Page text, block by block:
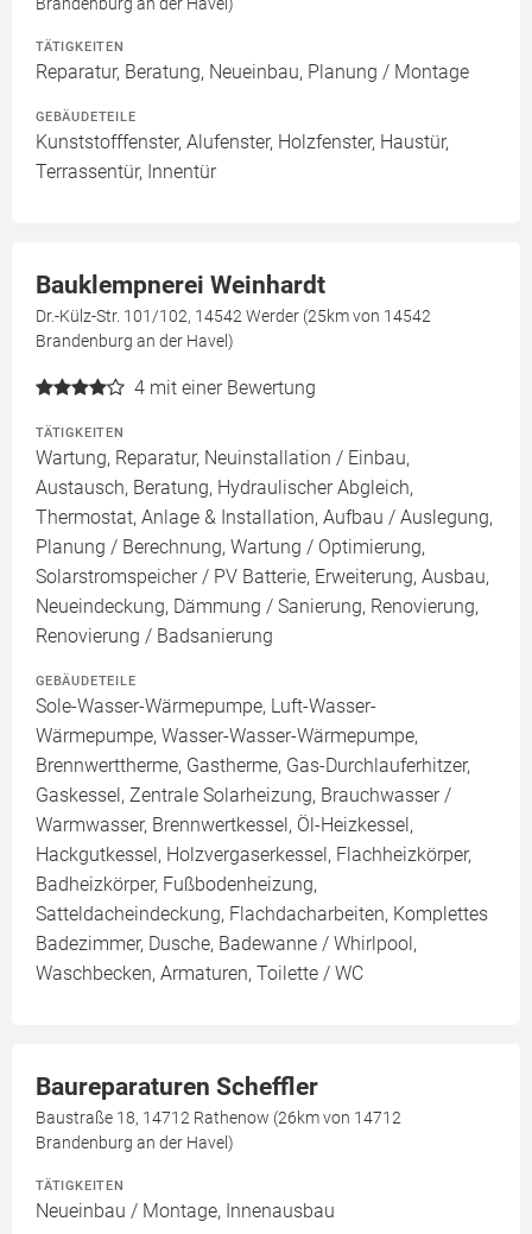
Brandenburg an der Havel)
TÄTIGKEITEN
Reparatur, Beratung, Neueinbau, Planung / Montage
GEBÄUDETEILE
Kunststofffenster, Alufenster, Holzfenster, Haustür,
Terrassentür, Innentür
Bauklempnerei Weinhardt
Dr.-Külz-Str. 101/102, 14542 Werder (25km von 14542
Brandenburg an der Havel)
4 mit einer Bewertung
TÄTIGKEITEN
Wartung, Reparatur, Neuinstallation / Einbau,
Austausch, Beratung, Hydraulischer Abgleich,
Thermostat, Anlage & Installation, Aufbau / Auslegung,
Planung / Berechnung, Wartung / Optimierung,
Solarstromspeicher / PV Batterie, Erweiterung, Ausbau,
Neueindeckung, Dämmung / Sanierung, Renovierung,
Renovierung / Badsanierung
GEBÄUDETEILE
Sole-Wasser-Wärmepumpe, Luft-Wasser-
Wärmepumpe, Wasser-Wasser-Wärmepumpe,
Brennwerttherme, Gastherme, Gas-Durchlauferhitzer,
Gaskessel, Zentrale Solarheizung, Brauchwasser /
Warmwasser, Brennwertkessel, Öl-Heizkessel,
Hackgutkessel, Holzvergaserkessel, Flachheizkörper,
Badheizkörper, Fußbodenheizung,
Satteldacheindeckung, Flachdacharbeiten, Komplettes
Badezimmer, Dusche, Badewanne / Whirlpool,
Waschbecken, Armaturen, Toilette / WC
Baureparaturen Scheffler
Baustraße 18, 14712 Rathenow (26km von 14712
Brandenburg an der Havel)
TÄTIGKEITEN
Neueinbau / Montage, Innenausbau